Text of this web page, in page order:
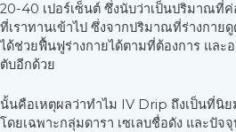
20-40 เปอร์เซ็นต์ ซึ่งนับว่าเป็นปริมาณที่
ที่เราทานเข้าไป ซึ่งจากปริมาณที่ร่างกาย
ได้ช่วยฟื้นฟูร่างกายได้ตามที่ต้องการ และ
ตับอีกด้วย
นั้นคือเหตุผลว่าทำไม IV Drip ถึงเป็นที่นิย
โดยเฉพาะกลุ่มดารา เซเลบชื่อดัง และปัจ